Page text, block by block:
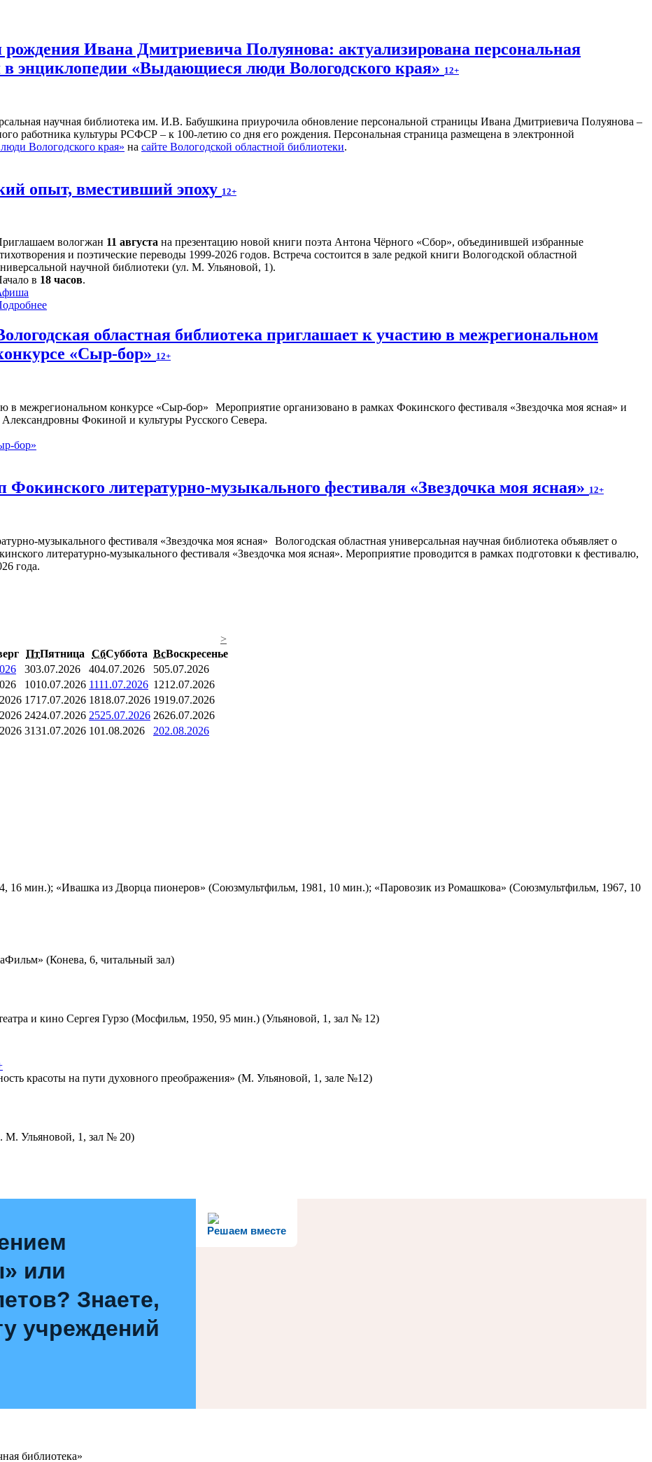
рождения Ивана Дмитриевича Полуянова: актуализирована персональная
в энциклопедии «Выдающиеся люди Вологодского края» 12+
научная библиотека им. И.В. Бабушкина приурочила обновление персональной страницы Ивана Дмитриевича Полуянова –
работника культуры РСФСР – к 100‑летию со дня его рождения. Персональная страница размещена в электронной
Вологодского края» на сайте Вологодской областной библиотеки.
опыт, вместивший эпоху 12+
вологжан 11 августа на презентацию новой книги поэта Антона Чёрного «Сбор», объединившей избранные
и поэтические переводы 1999-2026 годов. Встреча состоится в зале редкой книги Вологодской областной
научной библиотеки (ул. М. Ульяновой, 1).
в 18 часов.
областная библиотека приглашает к участию в межрегиональном
«Сыр-бор» 12+
Мероприятие организовано в рамках Фокинского фестиваля «Звездочка моя ясная» и
Фокиной и культуры Русского Севера.
бор»
литературно-музыкального фестиваля «Звездочка моя ясная» 12+
Вологодская областная универсальная научная библиотека объявляет о
литературно-музыкального фестиваля «Звездочка моя ясная». Мероприятие проводится в рамках подготовки к фестивалю,
года.
>
ПтПятница СбСуббота ВсВоскресенье
303.07.2026 404.07.2026 505.07.2026
1010.07.2026 1111.07.2026 1212.07.2026
1717.07.2026 1818.07.2026 1919.07.2026
2424.07.2026 2525.07.2026 2626.07.2026
3131.07.2026 101.08.2026 202.08.2026
мин.); «Ивашка из Дворца пионеров» (Союзмультфильм, 1981, 10 мин.); «Паровозик из Ромашкова» (Союзмультфильм, 1967, 10
(Конева, 6, читальный зал)
и кино Сергея Гурзо (Мосфильм, 1950, 95 мин.) (Ульяновой, 1, зал № 12)
красоты на пути духовного преображения» (М. Ульяновой, 1, зале №12)
М. Ульяновой, 1, зал № 20)
Решаем вместе
или
Знаете,
учреждений
библиотека»